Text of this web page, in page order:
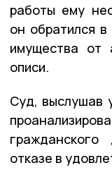
работы ему
он обратился
имущества от
описи.
Суд, выслушав
отказе в